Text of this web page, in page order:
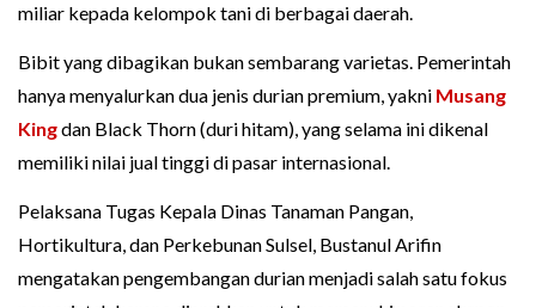
miliar kepada kelompok tani di berbagai daerah.
Bibit yang dibagikan bukan sembarang varietas. Pemerintah
hanya menyalurkan dua jenis durian premium, yakni Musang
Kingdan Black Thorn (duri hitam), yang selama ini dikenal
memiliki nilai jual tinggi di pasar internasional.
Pelaksana Tugas Kepala Dinas Tanaman Pangan,
Hortikultura, dan Perkebunan Sulsel, Bustanul Arifin
mengatakan pengembangan durian menjadi salah satu fokus